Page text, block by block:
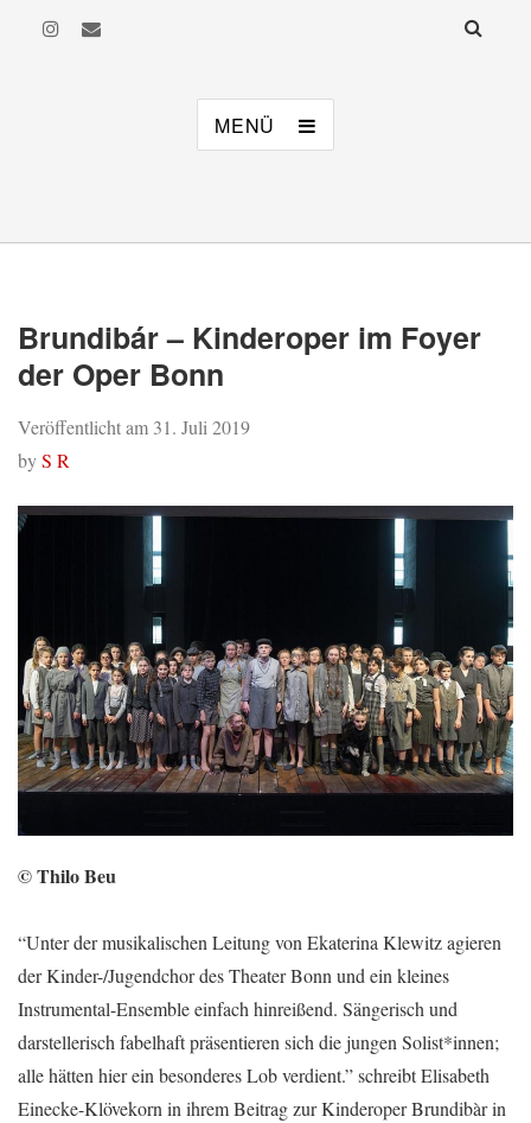
MENÜ
Brundibár – Kinderoper im Foyer
der Oper Bonn
Veröffentlicht am 31. Juli 2019
byS R
© Thilo Beu
“Unter der musikalischen Leitung von Ekaterina Klewitz agieren
der Kinder-/Jugendchor des Theater Bonn und ein kleines
Instrumental-Ensemble einfach hinreißend. Sängerisch und
darstellerisch fabelhaft präsentieren sich die jungen Solist*innen;
alle hätten hier ein besonderes Lob verdient.” schreibt Elisabeth
Einecke-Klövekorn in ihrem Beitrag zur Kinderoper Brundibàr in